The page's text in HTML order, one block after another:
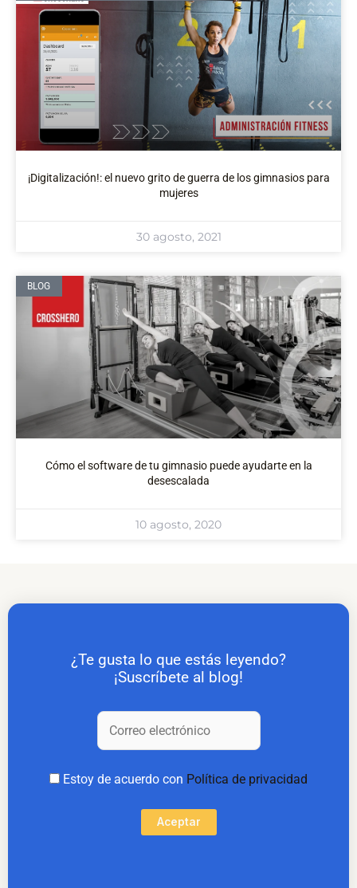
¡Digitalización!: el nuevo grito de guerra de los gimnasios para
mujeres
30 agosto, 2021
BLOG
Cómo el software de tu gimnasio puede ayudarte en la
desescalada
10 agosto, 2020
¿Te gusta lo que estás leyendo?
¡Suscríbete al blog!
Estoy de acuerdo con Política de privacidad
Aceptar